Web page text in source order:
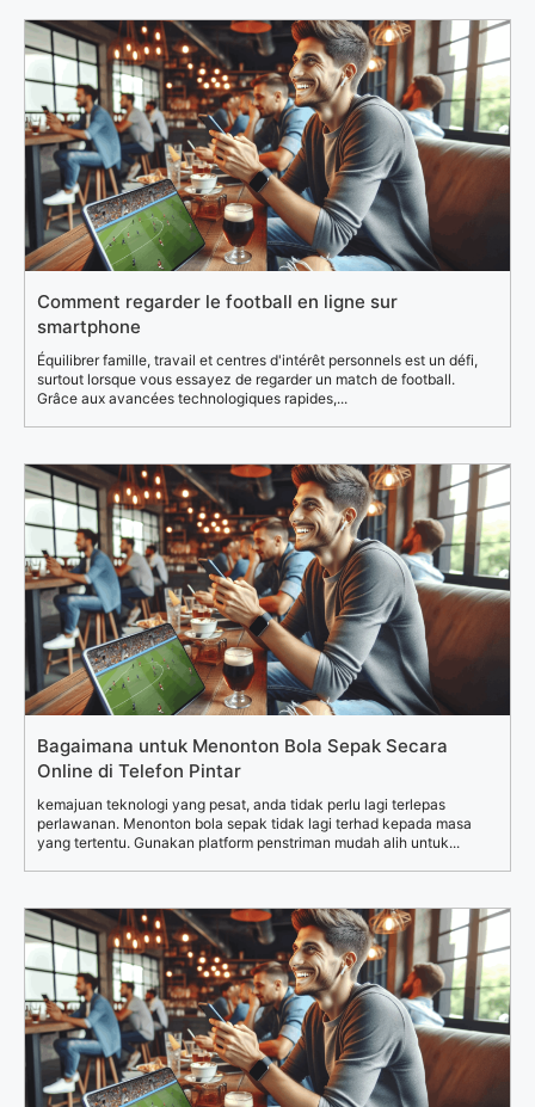
Comment regarder le football en ligne sur
smartphone
Équilibrer famille, travail et centres d'intérêt personnels est un défi,
surtout lorsque vous essayez de regarder un match de football.
Grâce aux avancées technologiques rapides,...
Bagaimana untuk Menonton Bola Sepak Secara
Online di Telefon Pintar
kemajuan teknologi yang pesat, anda tidak perlu lagi terlepas
perlawanan. Menonton bola sepak tidak lagi terhad kepada masa
yang tertentu. Gunakan platform penstriman mudah alih untuk...